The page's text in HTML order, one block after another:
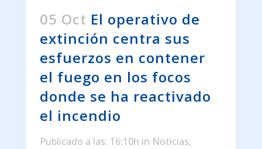
05 Oct El operativo de
extinción centra sus
esfuerzos en contener
el fuego en los focos
donde se ha reactivado
el incendio
Publicado a las: 16:10h in Noticias,